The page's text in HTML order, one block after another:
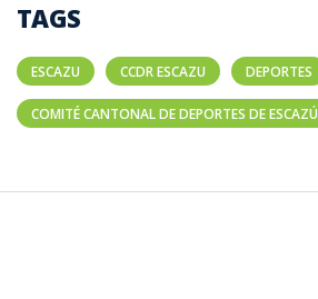
TAGS
ESCAZU CCDR ESCAZU DEPORTES
COMITÉ CANTONAL DE DEPORTES DE ESCAZÚ